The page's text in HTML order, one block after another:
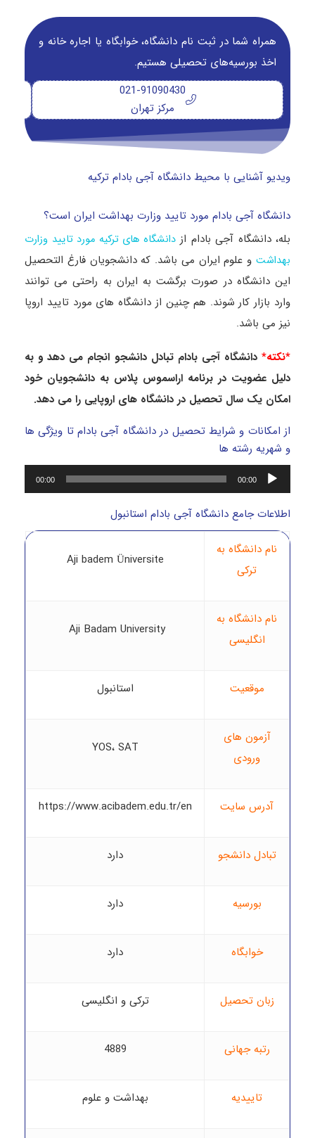
همراه شما در ثبت نام دانشگاه‌، خوابگاه یا اجاره خانه و
اخذ بورسیه‌های تحصیلی هستیم.
021-91090430
مرکز تهران
ویدیو آشنایی با محیط دانشگاه آجی بادام ترکیه
دانشگاه آجی بادام مورد تایید وزارت بهداشت ایران است؟
بله، دانشگاه آجی بادام ازدانشگاه های ترکیه مورد تایید وزارت
بهداشت و علوم ایران می باشد. که دانشجویان فارغ التحصیل
این دانشگاه در صورت برگشت به ایران به راحتی می توانند
وارد بازار کار شوند. هم چنین از دانشگاه های مورد تایید اروپا
نیز می باشد.
*نکته* دانشگاه آجی بادام تبادل دانشجو انجام می دهد و به
دلیل عضویت در برنامه اراسموس پلاس به دانشجویان خود
امکان یک سال تحصیل در دانشگاه های اروپایی را می دهد.
از امکانات و شرایط تحصیل در دانشگاه آجی بادام تا ویژگی ها
و شهریه رشته ها
پخش‌کننده
صوت
00:00
00:00
اطلاعات جامع دانشگاه آجی بادام استانبول
نام دانشگاه به
ترکی
Aji badem Üniversite
نام دانشگاه به
انگلیسی
Aji Badam University
موقعیت استانبول
آزمون های
ورودی
YOS، SAT
آدرس سایت https://www.acibadem.edu.tr/en
تبادل دانشجو دارد
بورسیه دارد
خوابگاه دارد
زبان تحصیل ترکی و انگلیسی
رتبه جهانی 4889
تاییدیه بهداشت و علوم